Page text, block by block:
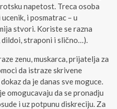
napetost. Treca osoba
i posmatrac – u
stvori. Koriste se razna
dildoi, straponi i slično…).
zenu, muskarca, prijatelja za
da istraze skrivene
da je danas sve moguce.
omogucavaju da se pronadju
i uz potpunu diskreciju. Za